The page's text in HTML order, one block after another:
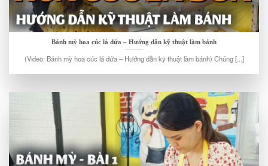
Bánh mỳ hoa cúc lá dứa – Hướng dẫn kỹ thuật làm bánh
(Video: Bánh mỳ hoa cúc lá dứa – Hướng dẫn kỹ thuật làm bánh) Chúng [...]